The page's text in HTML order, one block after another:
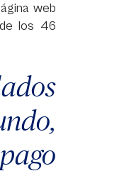
web
los 46